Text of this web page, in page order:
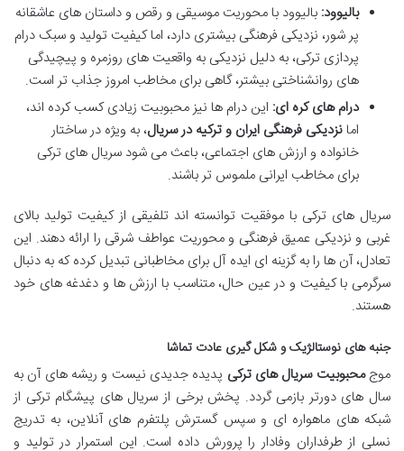
بالیوود: بالیوود با محوریت موسیقی و رقص و داستان های عاشقانه
پر شور، نزدیکی فرهنگی بیشتری دارد، اما کیفیت تولید و سبک درام
پردازی ترکی، به دلیل نزدیکی به واقعیت های روزمره و پیچیدگی
های روانشناختی بیشتر، گاهی برای مخاطب امروز جذاب تر است.
درام های کره ای: این درام ها نیز محبوبیت زیادی کسب کرده اند،
امانزدیکی فرهنگی ایران و ترکیه در سریال، به ویژه در ساختار
خانواده و ارزش های اجتماعی، باعث می شود سریال های ترکی
برای مخاطب ایرانی ملموس تر باشند.
سریال های ترکی با موفقیت توانسته اند تلفیقی از کیفیت تولید بالای
غربی و نزدیکی عمیق فرهنگی و محوریت عواطف شرقی را ارائه دهند. این
تعادل، آن ها را به گزینه ای ایده آل برای مخاطبانی تبدیل کرده که به دنبال
سرگرمی با کیفیت و در عین حال، متناسب با ارزش ها و دغدغه های خود
هستند.
جنبه های نوستالژیک و شکل گیری عادت تماشا
موجمحبوبیت سریال های ترکی پدیده جدیدی نیست و ریشه های آن به
سال های دورتر بازمی گردد. پخش برخی از سریال های پیشگام ترکی از
شبکه های ماهواره ای و سپس گسترش پلتفرم های آنلاین، به تدریج
نسلی از طرفداران وفادار را پرورش داده است. این استمرار در تولید و